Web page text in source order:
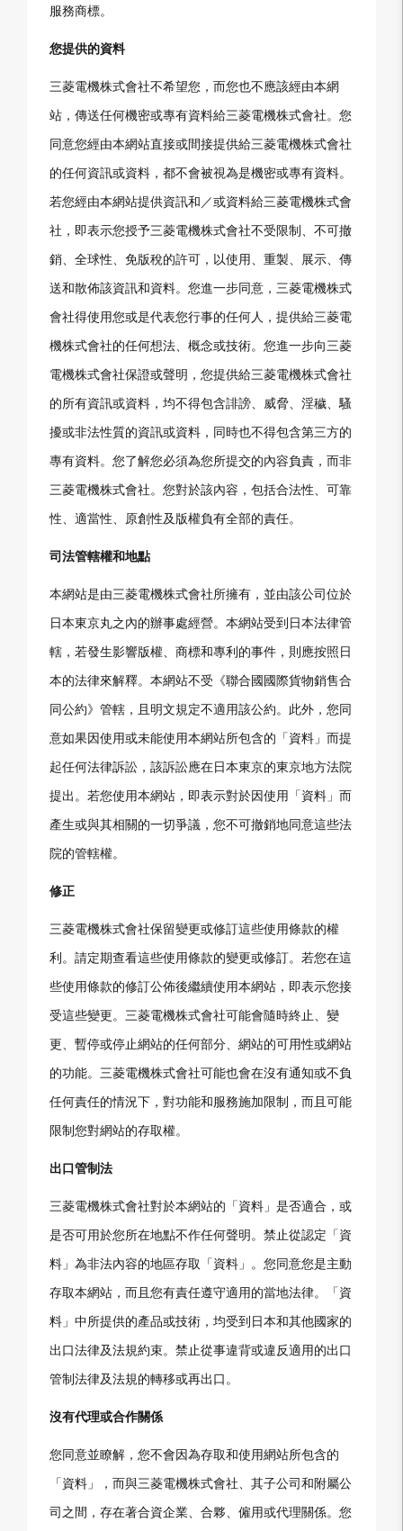
服務商標。
您提供的資料
三菱電機株式會社不希望您，而您也不應該經由本網
站，傳送任何機密或專有資料給三菱電機株式會社。您
同意您經由本網站直接或間接提供給三菱電機株式會社
的任何資訊或資料，都不會被視為是機密或專有資料。
若您經由本網站提供資訊和／或資料給三菱電機株式會
社，即表示您授予三菱電機株式會社不受限制、不可撤
銷、全球性、免版稅的許可，以使用、重製、展示、傳
送和散佈該資訊和資料。您進一步同意，三菱電機株式
會社得使用您或是代表您行事的任何人，提供給三菱電
機株式會社的任何想法、概念或技術。您進一步向三菱
電機株式會社保證或聲明，您提供給三菱電機株式會社
的所有資訊或資料，均不得包含誹謗、威脅、淫穢、騷
擾或非法性質的資訊或資料，同時也不得包含第三方的
專有資料。您了解您必須為您所提交的內容負責，而非
三菱電機株式會社。您對於該內容，包括合法性、可靠
性、適當性、原創性及版權負有全部的責任。
司法管轄權和地點
本網站是由三菱電機株式會社所擁有，並由該公司位於
日本東京丸之內的辦事處經營。本網站受到日本法律管
轄，若發生影響版權、商標和專利的事件，則應按照日
本的法律來解釋。本網站不受《聯合國國際貨物銷售合
同公約》管轄，且明文規定不適用該公約。此外，您同
意如果因使用或未能使用本網站所包含的「資料」而提
起任何法律訴訟，該訴訟應在日本東京的東京地方法院
提出。若您使用本網站，即表示對於因使用「資料」而
產生或與其相關的一切爭議，您不可撤銷地同意這些法
院的管轄權。
修正
三菱電機株式會社保留變更或修訂這些使用條款的權
利。請定期查看這些使用條款的變更或修訂。若您在這
些使用條款的修訂公佈後繼續使用本網站，即表示您接
受這些變更。三菱電機株式會社可能會隨時終止、變
更、暫停或停止網站的任何部分、網站的可用性或網站
的功能。三菱電機株式會社可能也會在沒有通知或不負
任何責任的情況下，對功能和服務施加限制，而且可能
限制您對網站的存取權。
出口管制法
三菱電機株式會社對於本網站的「資料」是否適合，或
是否可用於您所在地點不作任何聲明。禁止從認定「資
料」為非法內容的地區存取「資料」。您同意您是主動
存取本網站，而且您有責任遵守適用的當地法律。「資
料」中所提供的產品或技術，均受到日本和其他國家的
出口法律及法規約束。禁止從事違背或違反適用的出口
管制法律及法規的轉移或再出口。
沒有代理或合作關係
您同意並瞭解，您不會因為存取和使用網站所包含的
「資料」，而與三菱電機株式會社、其子公司和附屬公
司之間，存在著合資企業、合夥、僱用或代理關係。您